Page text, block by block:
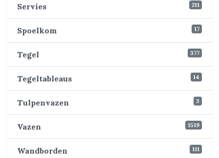
Servies 211
Spoelkom 17
Tegel 377
Tegeltableaus 14
Tulpenvazen 3
Vazen 1519
Wandborden 111